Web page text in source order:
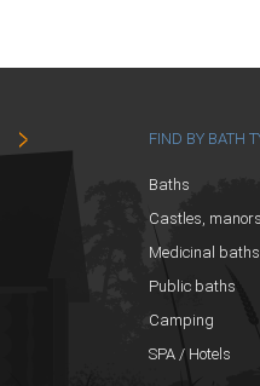
FIND BY BATH
Baths
Castles,
Medicinal baths
Public baths
Camping
SPA / Hotels